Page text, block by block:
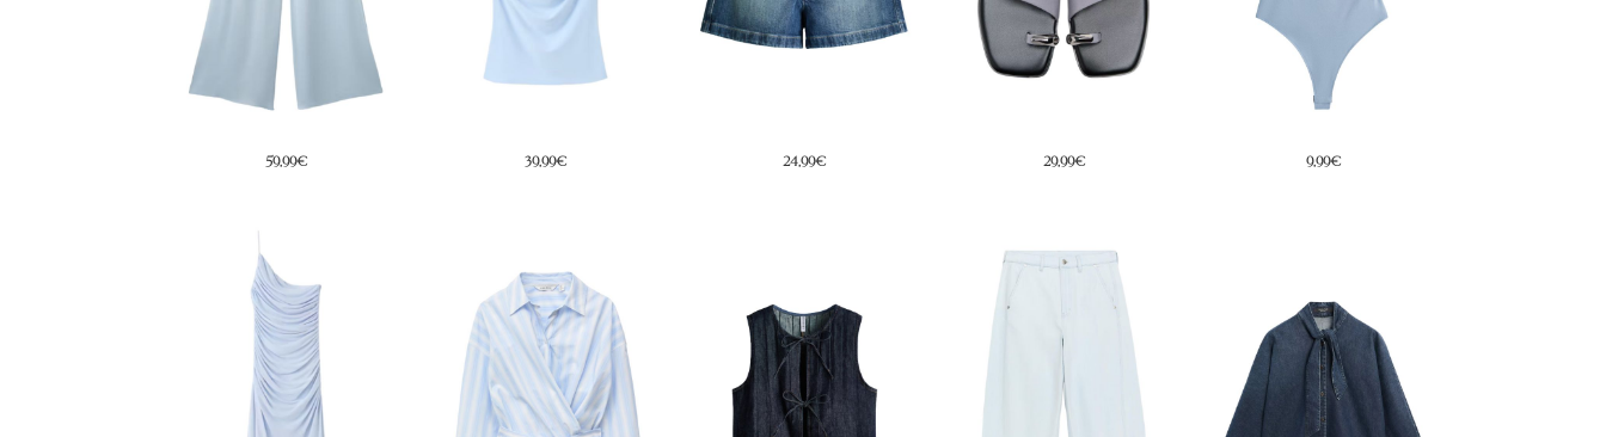
39,99€ 24,99€ 29,99€ 9,99€ 14,99€